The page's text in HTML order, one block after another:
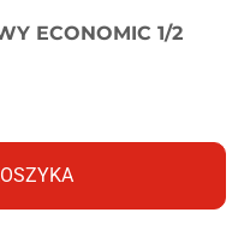
ECONOMIC 1/2